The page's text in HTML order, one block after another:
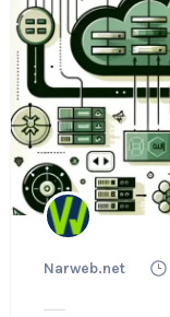
Narweb.net